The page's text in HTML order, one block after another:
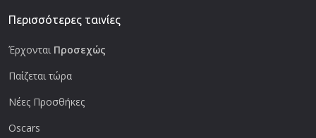
Περισσότερες ταινίες
Έρχονται Προσεχώς
Παίζεται τώρα
Νέες Προσθήκες
Oscars